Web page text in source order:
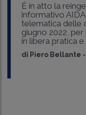
È in atto la
informativo
telematica delle
giugno 2022,
in libera pratica
di Piero Bellante -